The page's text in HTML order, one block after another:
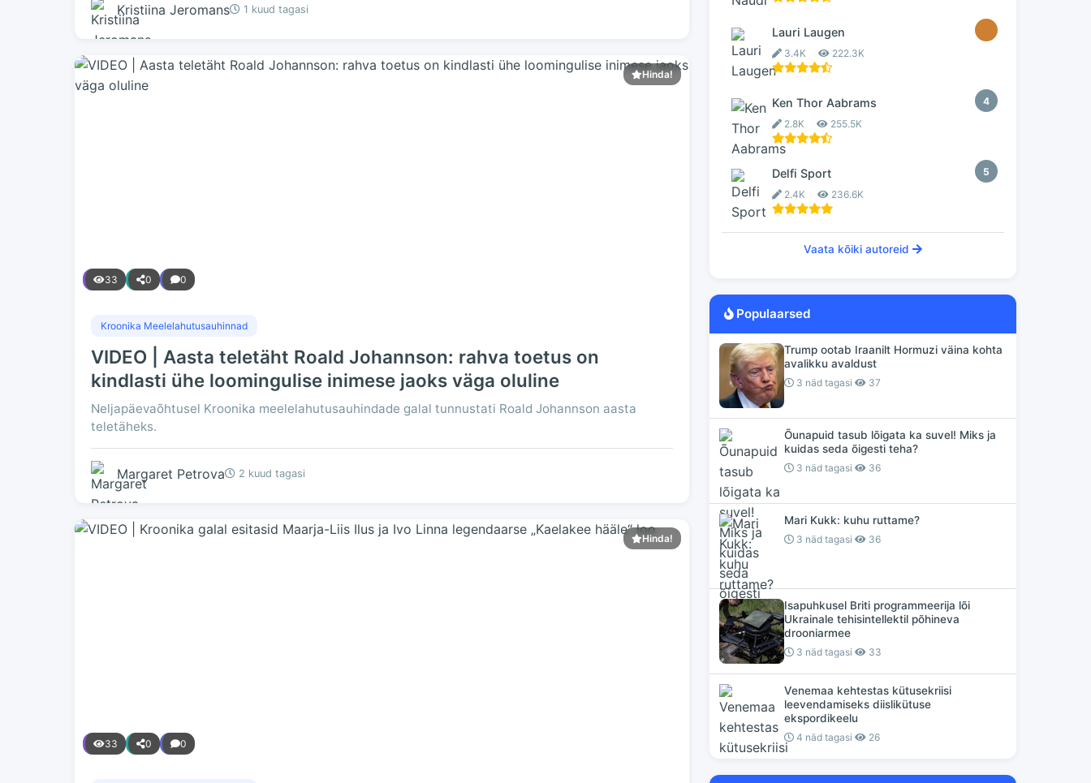
Kristiina Jeromans 1 kuud tagasi
Hinda!
33 0 0
Kroonika Meelelahutusauhinnad
VIDEO | Aasta teletäht Roald Johannson: rahva toetus on
kindlasti ühe loomingulise inimese jaoks väga oluline
Neljapäevaõhtusel Kroonika meelelahutusauhindade galal tunnustati Roald Johannson aasta
teletäheks.
Margaret Petrova 2 kuud tagasi
Hinda!
33 0 0
Lauri Laugen
3.4K 222.3K
4
Ken Thor Aabrams
2.8K 255.5K
5
Delfi Sport
2.4K 236.6K
Vaata kõiki autoreid
Populaarsed
Trump ootab Iraanilt Hormuzi väina kohta
avalikku avaldust
3 näd tagasi 37
Õunapuid tasub lõigata ka suvel! Miks ja
kuidas seda õigesti teha?
3 näd tagasi 36
Mari Kukk: kuhu ruttame?
3 näd tagasi 36
Isapuhkusel Briti programmeerija lõi
Ukrainale tehisintellektil põhineva
drooniarmee
3 näd tagasi 33
Venemaa kehtestas kütusekriisi
leevendamiseks diislikütuse
ekspordikeelu
4 näd tagasi 26